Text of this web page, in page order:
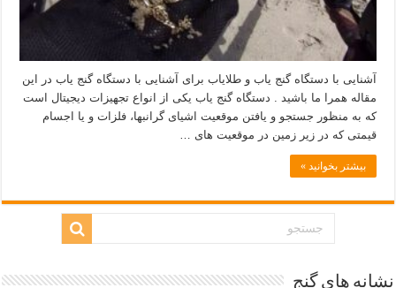
آشنایی با دستگاه گنج یاب و طلایاب برای آشنایی با دستگاه گنج یاب در این
مقاله همرا ما باشید . دستگاه گنج یاب یکی از انواع تجهیزات دیجیتال است
که به منظور جستجو و یافتن موقعیت اشیای گرانبها، فلزات و یا اجسام
قیمتی که در زیر زمین در موقعیت های …
بیشتر بخوانید »
نشانه های گنج